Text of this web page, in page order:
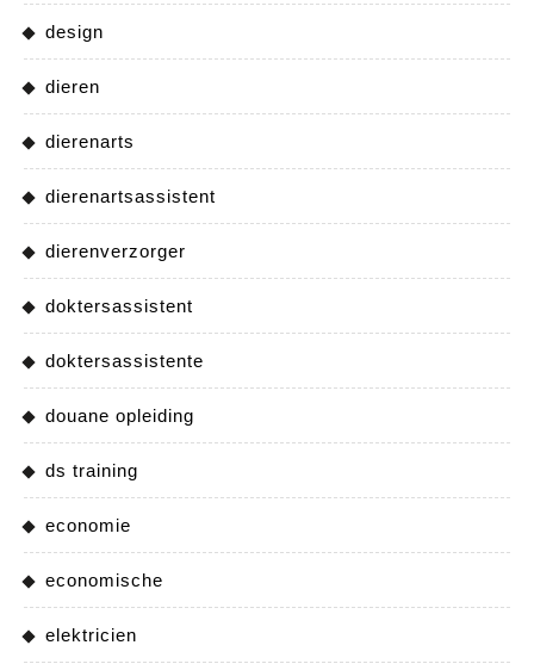
design
dieren
dierenarts
dierenartsassistent
dierenverzorger
doktersassistent
doktersassistente
douane opleiding
ds training
economie
economische
elektricien